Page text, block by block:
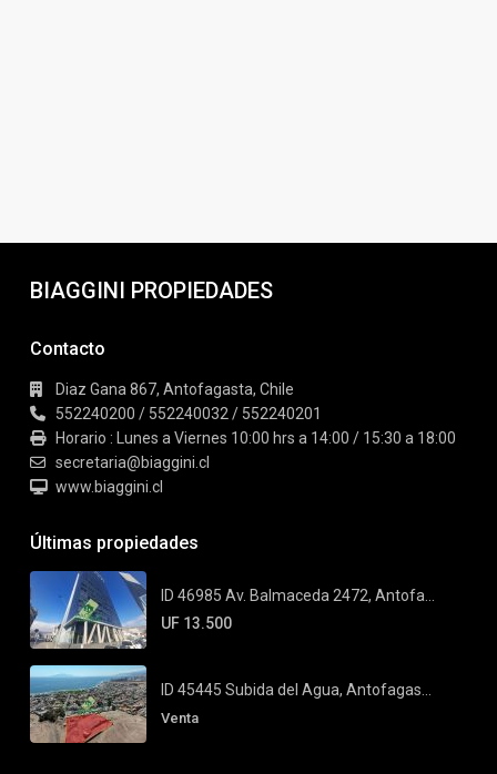
BIAGGINI PROPIEDADES
Contacto
Diaz Gana 867, Antofagasta, Chile
552240200 / 552240032 / 552240201
Horario : Lunes a Viernes 10:00 hrs a 14:00 / 15:30 a 18:00
secretaria@biaggini.cl
www.biaggini.cl
Últimas propiedades
ID 46985 Av. Balmaceda 2472, Antofa...
UF 13.500
ID 45445 Subida del Agua, Antofagas...
Venta